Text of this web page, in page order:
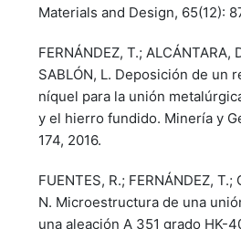
Materials and Design, 65(12):
FERNÁNDEZ, T.; ALCÁNTARA,
SABLÓN, L. Deposición de un
níquel para la unión
y el hierro fundido. Minería y
174, 2016.
FUENTES, R.; FERNÁNDEZ, T.;
N. Microestructura de una
una aleación A 351 grado HK-